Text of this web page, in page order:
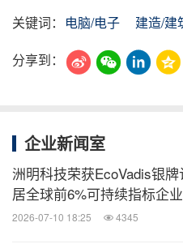
关键词： 电脑/电子 建造/建
分享到：
企业新闻室
洲明科技荣获EcoVadis银
居全球前6%可持续指标企业
2026-07-10 18:25 4345